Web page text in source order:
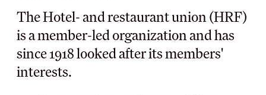
MEDLEMSKAPET
Medlemsförmåner
Kollektivavtal
BRANSCH OCH
ARBETSLIV
The Hotel- and restaurant union (HRF)
is a member-led organization and has
since 1918 looked after its members'
interests.